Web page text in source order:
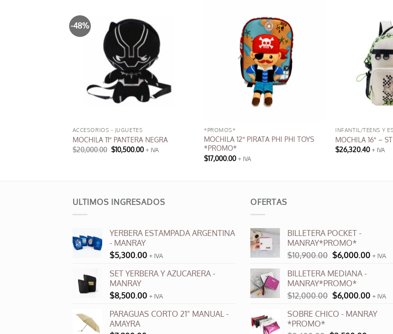
-48%
ACCESORIOS - JUGUETES
MOCHILA 11″ PANTERA NEGRA
$20,000.00 El
precio
$10,500.00El+ IVA
*PROMOS*
MOCHILA 12″ PIRATA PHI PHI TOYS
*PROMO*
$17,000.00 + IVA
INFANTIL/TEENS Y
MOCHILA 16″ –
$26,320.40 + IVA
ULTIMOS INGRESADOS
YERBERA ESTAMPADA ARGENTINA
- MANRAY
$5,300.00 + IVA
SET YERBERA Y AZUCARERA -
MANRAY
$8,500.00 + IVA
PARAGUAS CORTO 21" MANUAL -
AMAYRA
OFERTAS
BILLETERA POCKET -
MANRAY*PROMO*
$10,900.00 El
original
era:
$10,900.00.
$6,000.00El+ IVA
BILLETERA MEDIANA -
MANRAY*PROMO*
$12,000.00 El
original
$6,000.00El
actual
+ IVA
SOBRE CHICO - MANRAY
*PROMO*